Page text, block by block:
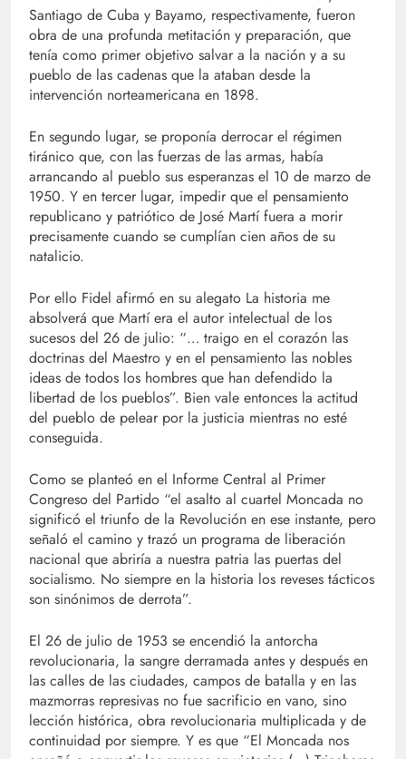
Santiago de Cuba y Bayamo, respectivamente, fueron
obra de una profunda metitación y preparación, que
tenía como primer objetivo salvar a la nación y a su
pueblo de las cadenas que la ataban desde la
intervención norteamericana en 1898.
En segundo lugar, se proponía derrocar el régimen
tiránico que, con las fuerzas de las armas, había
arrancando al pueblo sus esperanzas el 10 de marzo de
1950. Y en tercer lugar, impedir que el pensamiento
republicano y patriótico de José Martí fuera a morir
precisamente cuando se cumplían cien años de su
natalicio.
Por ello Fidel afirmó en su alegato La historia me
absolverá que Martí era el autor intelectual de los
sucesos del 26 de julio: “… traigo en el corazón las
doctrinas del Maestro y en el pensamiento las nobles
ideas de todos los hombres que han defendido la
libertad de los pueblos”. Bien vale entonces la actitud
del pueblo de pelear por la justicia mientras no esté
conseguida.
Como se planteó en el Informe Central al Primer
Congreso del Partido “el asalto al cuartel Moncada no
significó el triunfo de la Revolución en ese instante, pero
señaló el camino y trazó un programa de liberación
nacional que abriría a nuestra patria las puertas del
socialismo. No siempre en la historia los reveses tácticos
son sinónimos de derrota”.
El 26 de julio de 1953 se encendió la antorcha
revolucionaria, la sangre derramada antes y después en
las calles de las ciudades, campos de batalla y en las
mazmorras represivas no fue sacrificio en vano, sino
lección histórica, obra revolucionaria multiplicada y de
continuidad por siempre. Y es que “El Moncada nos